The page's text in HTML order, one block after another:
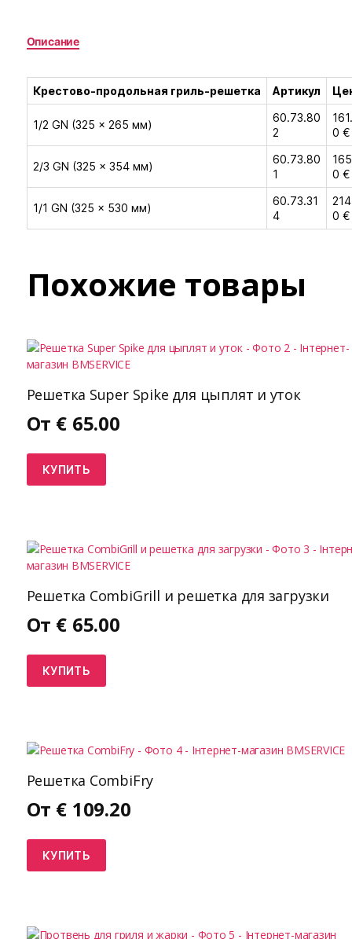
Описание
Крестово-продольная гриль-решетка Артикул
1/2 GN (325 × 265 мм)
60.73.80
2
0 €
2/3 GN (325 × 354 мм)
60.73.80
1
0 €
1/1 GN (325 × 530 мм)
60.73.31
4
0 €
Похожие товары
Решетка Super Spike для цыплят и уток
От € 65.00
КУПИТЬ
Решетка CombiGrill и решетка для загрузки
От € 65.00
КУПИТЬ
Решетка CombiFry
От € 109.20
КУПИТЬ